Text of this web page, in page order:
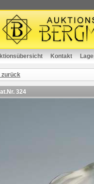
Kontakt
zurück
324